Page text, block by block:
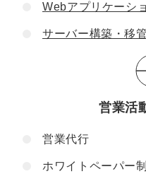
Webアプリケーシ
サーバー構築・移
営業活
営業代行
ホワイトペーパー